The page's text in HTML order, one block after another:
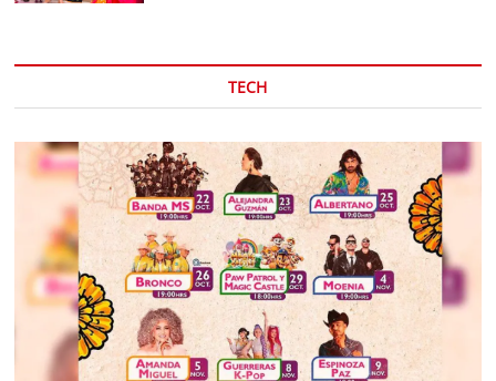
TECH